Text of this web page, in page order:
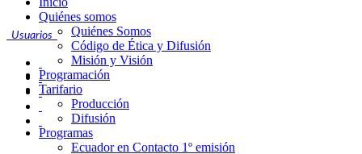
Usuarios
Quiénes somos
Quiénes Somos
Código de Ética y Difusión
Misión y Visión
Programación
Tarifario
Producción
Difusión
Programas
Ecuador en Contacto 1º emisión